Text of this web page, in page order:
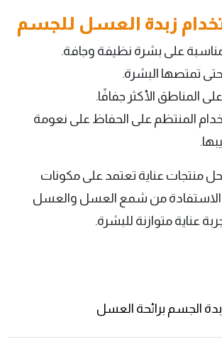
زبدة العسل للجسم
على بشرة نظيفة وجافة.
تمتصها البشرة.
المناطق الأكثر جفافًا.
المنتظم على الحفاظ على نعومة
منتجات عناية تعتمد على مكونات
الاستفادة من شمع العسل والعسل
عناية متوازنة للبشرة.
الجسم برائحة العسل